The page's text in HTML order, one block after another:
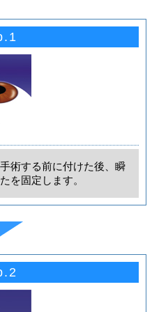
術する前に付けた後、瞬
を固定します。